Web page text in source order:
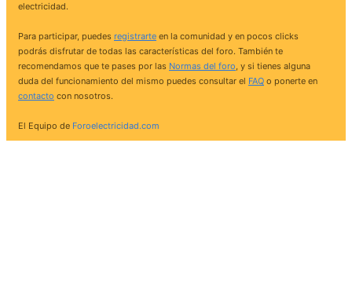
electricidad.
Para participar, puedes registrarte en la comunidad y en pocos clicks
podrás disfrutar de todas las características del foro. También te
recomendamos que te pases por las Normas del foro, y si tienes alguna
duda del funcionamiento del mismo puedes consultar el FAQ o ponerte en
contacto con nosotros.
El Equipo de Foroelectricidad.com